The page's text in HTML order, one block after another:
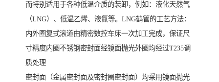
而特别适用于各种低温介质的装卸，例如：液化天然气
（LNG）、低温乙烯、液氮等。LNG鹤管的工艺方法：
内外圈复式滚道由精密数控车床一次加工完成，保证尺
寸精度内圈不锈钢密封面经镜面抛光外圈均经过T235调
质处理
密封面（金属密封面及密封圈密封面）均采用镜面抛光